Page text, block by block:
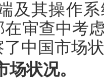
及其操作
审查中考
中国市场
场状况。